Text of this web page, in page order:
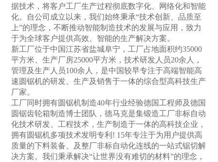
据技术，将客户工厂生产过程彻底数字化、网络化和智能
化。自公司成立以来，我们始终秉承“技术创新、品质至
上”的理念，不断推动智能制造技术的发展与应用，致力
于为全球客户提供高效、智能的生产解决方案。
新工厂位于中国江苏省盐城阜宁，工厂占地面积约35000
平方米、生产厂房25000平方米，技术研发人员20余人，
管理及生产人员100余人，是中国较早专注于高端智能高
速圆锯机的研发、生产及销售于一体的综合型高科技生产
厂家。
工厂同时拥有圆锯机制造40年行业经验德国工程师及德国
圆锯齿轮箱制造博士团队，德马克是集锻造工厂非标自动
化技术研发、工程技术，生产制造于一体的高科技企业，
拥有圆锯机多项技术发明专利 ! 15年专注于为用户提供高
质量的下料装备、及整厂非标自动化连线的一站式锯切解
决方案。我们秉承解决“让世界没有难切的材料”的理念，